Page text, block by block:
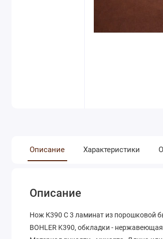
Описание Характеристики
Описание
Нож К390 С 3 ламинат из порошковой
BOHLER K390, обкладки -